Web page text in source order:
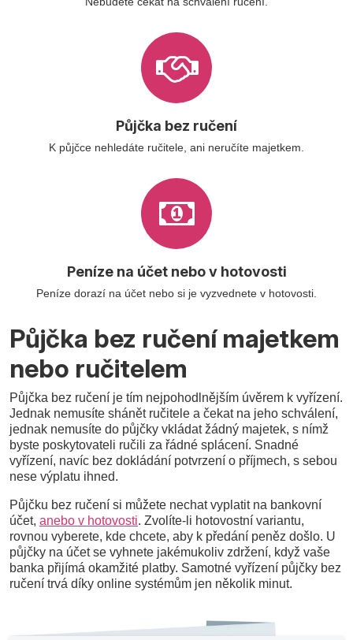
Půjčka bez ručení
K půjčce nehledáte ručitele, ani neručíte majetkem.
Peníze na účet nebo v hotovosti
Peníze dorazí na účet nebo si je vyzvednete v hotovosti.
Půjčka bez ručení majetkem
nebo ručitelem
Půjčka bez ručení je tím nejpohodlnějším úvěrem k vyřízení.
Jednak nemusíte shánět ručitele a čekat na jeho schválení,
jednak nemusíte do půjčky vkládat žádný majetek, s nímž
byste poskytovateli ručili za řádné splácení. Snadné
vyřízení, navíc bez dokládání potvrzení o příjmech, s sebou
nese výplatu ihned.
Půjčku bez ručení si můžete nechat vyplatit na bankovní
účet, anebo v hotovosti. Zvolíte-li hotovostní variantu,
rovnou vyberete, kde chcete, aby k předání peněz došlo. U
půjčky na účet se vyhnete jakémukoliv zdržení, když vaše
banka přijímá okamžité platby. Samotné vyřízení půjčky bez
ručení trvá díky online systémům jen několik minut.